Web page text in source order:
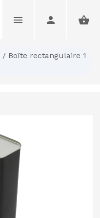
/ Boîte rectangulaire 1